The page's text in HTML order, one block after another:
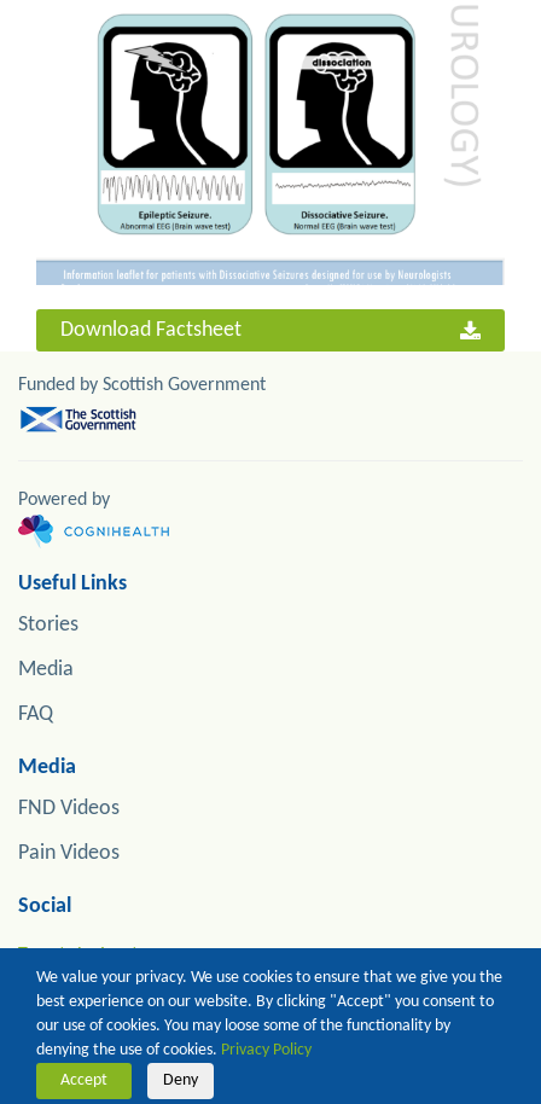
Download Factsheet
We value your privacy. We use cookies to ensure that we give you the
best experience on our website. By clicking "Accept" you consent to
our use of cookies. You may loose some of the functionality by
denying the use of cookies. Privacy Policy
Accept
Deny
Funded by Scottish Government
Powered by
Useful Links
Stories
Media
FAQ
Media
FND Videos
Pain Videos
Social
Copyright of Prof Jon Stone. All Rights Reserved